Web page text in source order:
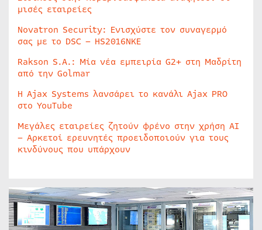
μισές εταιρείες
Novatron Security: Ενισχύστε τον συναγερμό
σας με το DSC – HS2016NKE
Rakson S.A.: Μία νέα εμπειρία G2+ στη Μαδρίτη
από την Golmar
Η Ajax Systems λανσάρει το κανάλι Ajax PRO
στο YouTube
Μεγάλες εταιρείες ζητούν φρένο στην χρήση AI
– Αρκετοί ερευνητές προειδοποιούν για τους
κινδύνους που υπάρχουν